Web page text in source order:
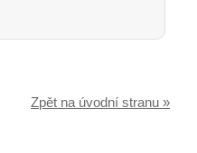
Zpět na úvodní stranu »